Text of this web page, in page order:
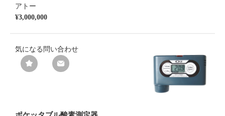
アトー
¥3,000,000
気になる 問い合わせ